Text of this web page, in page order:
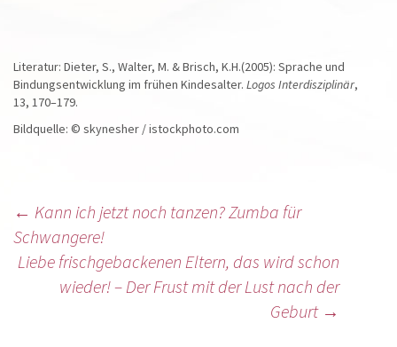
Literatur: Dieter, S., Walter, M. & Brisch, K.H.(2005): Sprache und
Bindungsentwicklung im frühen Kindesalter. Logos Interdisziplinär,
13, 170–179.
Bildquelle: © skynesher / istockphoto.com
← Kann ich jetzt noch tanzen? Zumba für
Schwangere!
Liebe frischgebackenen Eltern, das wird schon
wieder! – Der Frust mit der Lust nach der
Geburt →